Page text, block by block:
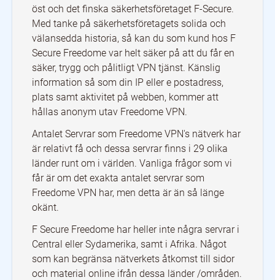
öst och det finska säkerhetsföretaget F-Secure.
Med tanke på säkerhetsföretagets solida och
välansedda historia, så kan du som kund hos F
Secure Freedome var helt säker på att du får en
säker, trygg och pålitligt VPN tjänst. Känslig
information så som din IP eller e postadress,
plats samt aktivitet på webben, kommer att
hållas anonym utav Freedome VPN.
Antalet Servrar som Freedome VPN's nätverk har
är relativt få och dessa servrar finns i 29 olika
länder runt om i världen. Vanliga frågor som vi
får är om det exakta antalet servrar som
Freedome VPN har, men detta är än så länge
okänt.
F Secure Freedome har heller inte några servrar i
Central eller Sydamerika, samt i Afrika. Något
som kan begränsa nätverkets åtkomst till sidor
och material online ifrån dessa länder /områden.